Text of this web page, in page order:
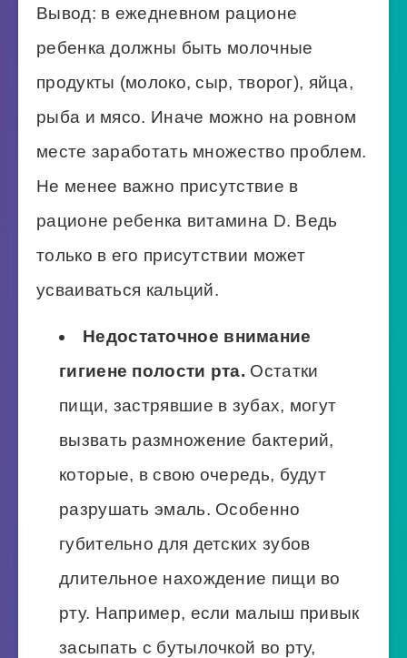
Вывод: в ежедневном рационе
ребенка должны быть молочные
продукты (молоко, сыр, творог), яйца,
рыба и мясо. Иначе можно на ровном
месте заработать множество проблем.
Не менее важно присутствие в
рационе ребенка витамина D. Ведь
только в его присутствии может
усваиваться кальций.
Недостаточное внимание
гигиене полости рта. Остатки
пищи, застрявшие в зубах, могут
вызвать размножение бактерий,
которые, в свою очередь, будут
разрушать эмаль. Особенно
губительно для детских зубов
длительное нахождение пищи во
рту. Например, если малыш привык
засыпать с бутылочкой во рту,